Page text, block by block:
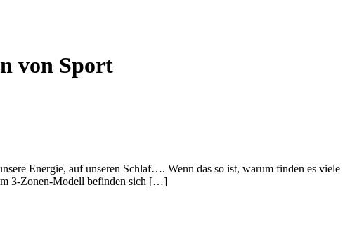
von Sport
Energie, auf unseren Schlaf…. Wenn das so ist, warum finden es viele
3-Zonen-Modell befinden sich […]